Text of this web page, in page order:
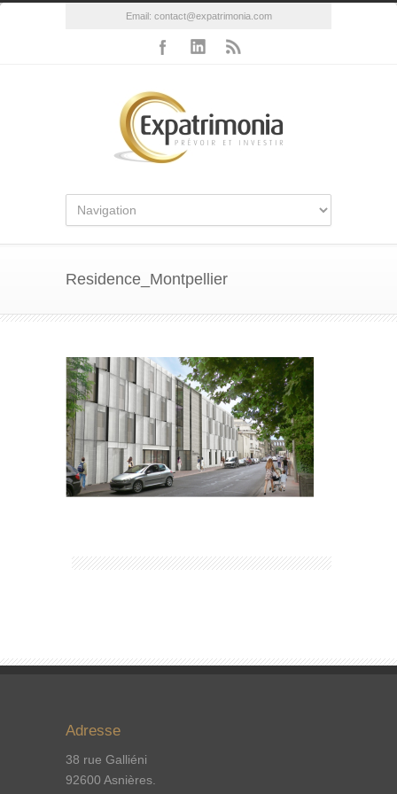
Email: contact@expatrimonia.com
Residence_Montpellier
Adresse
38 rue Galliéni
92600 Asnières.